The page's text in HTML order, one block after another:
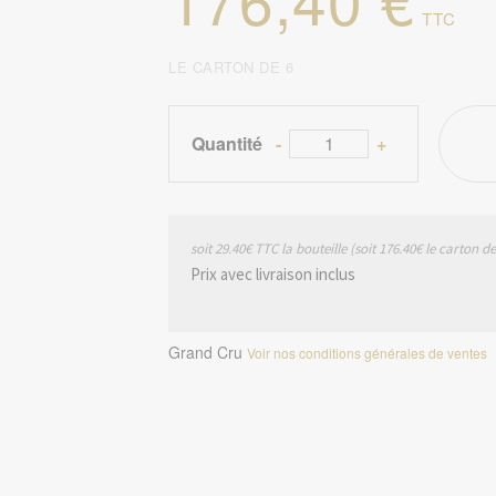
LE CARTON DE 6
Quantité - +
soit 29.40€ TTC la bouteille (soit 176.40€ le carton
Prix avec livraison inclus
Grand Cru Voir nos conditions générales de ventes